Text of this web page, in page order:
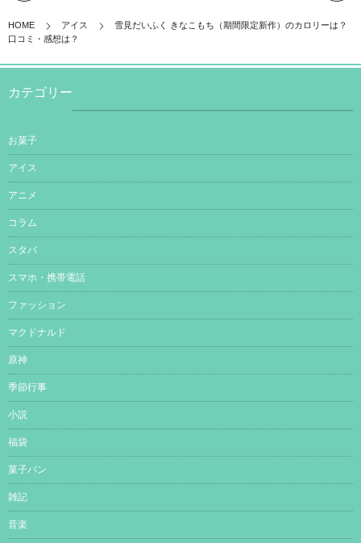
HOME アイス
雪見だいふく きなこもち（期間限定新作）のカロリーは？
口コミ・感想は？
カテゴリー
お菓子
アイス
アニメ
コラム
スタバ
スマホ・携帯電話
ファッション
マクドナルド
原神
季節行事
小説
福袋
菓子パン
雑記
音楽